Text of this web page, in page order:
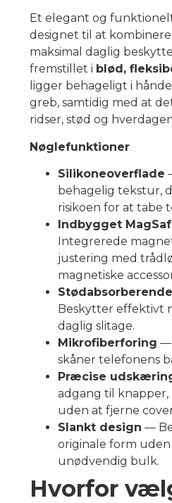
Et elegant og
designet til at
maksimal daglig
fremstillet i blød,
ligger behageligt i
greb, samtidig med at
ridser, stød og
Nøglefunktioner
Silikoneoverflade
behagelig tekstur,
risikoen for at tabe
Indbygget
Integrerede
justering med
magnetiske
Beskytter effektivt
daglig slitage.
Mikrofiberforing —
skåner telefonens
Præcise
adgang til
uden at fjerne
Slankt design —
originale form
unødvendig bulk.
Hvorfor